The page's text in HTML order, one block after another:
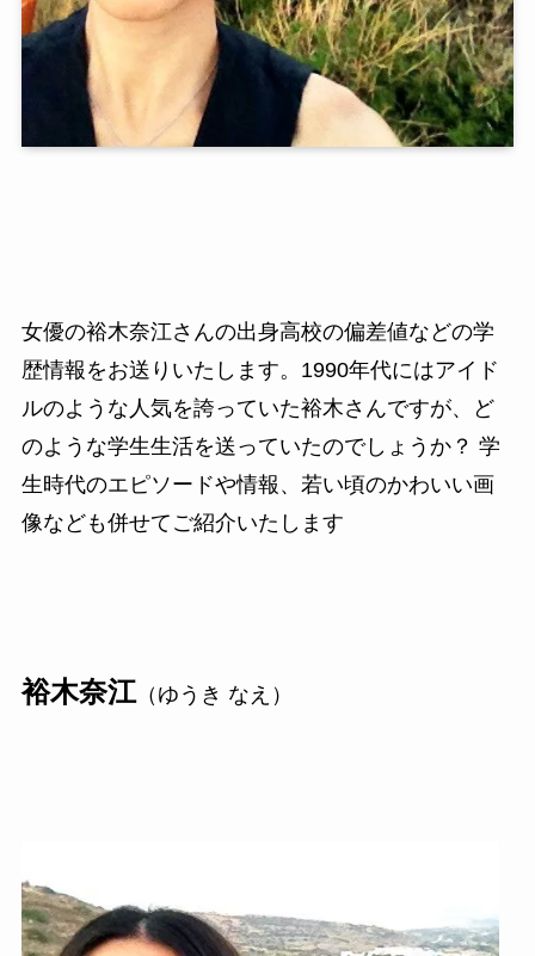
女優の裕木奈江さんの出身高校の偏差値などの学
歴情報をお送りいたします。1990年代にはアイド
ルのような人気を誇っていた裕木さんですが、ど
のような学生生活を送っていたのでしょうか？ 学
生時代のエピソードや情報、若い頃のかわいい画
像なども併せてご紹介いたします
裕木奈江（ゆうき なえ）